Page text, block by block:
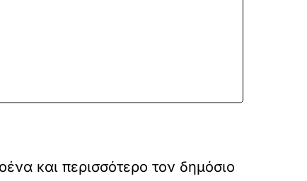
και περισσότερο τον δημόσιο